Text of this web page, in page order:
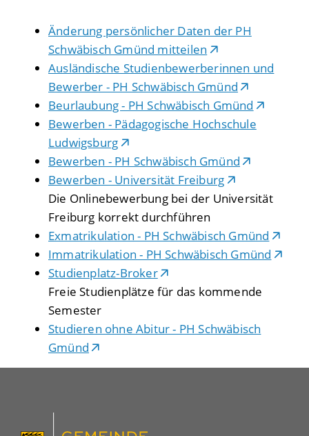
Änderung persönlicher Daten der PH
Schwäbisch Gmünd mitteilen
Ausländische Studienbewerberinnen und
Bewerber - PH Schwäbisch Gmünd
Beurlaubung - PH Schwäbisch Gmünd
Bewerben - Pädagogische Hochschule
Ludwigsburg
Bewerben - PH Schwäbisch Gmünd
Bewerben - Universität Freiburg
Die Onlinebewerbung bei der Universität
Freiburg korrekt durchführen
Exmatrikulation - PH Schwäbisch Gmünd
Immatrikulation - PH Schwäbisch Gmünd
Studienplatz-Broker
Freie Studienplätze für das kommende
Semester
Studieren ohne Abitur - PH Schwäbisch
Gmünd